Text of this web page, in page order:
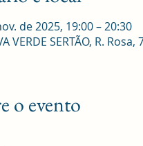
de 2025, 19:00 – 20:30
VERDE SERTÃO, R.
o evento